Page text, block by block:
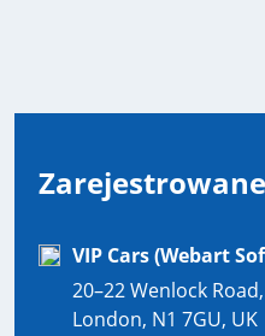
VIP Cars (Webart
20–22 Wenlock Road,
London, N1 7GU, UK